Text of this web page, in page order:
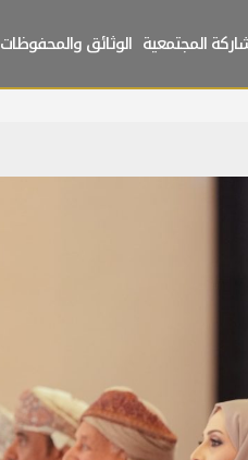
المجتمعية الوثائق والمحفوظات